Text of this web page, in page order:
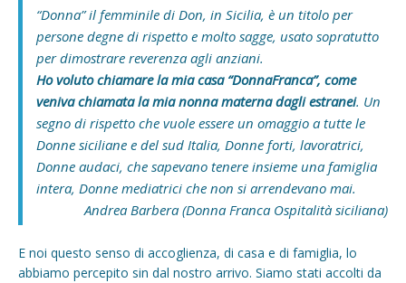
“Donna” il femminile di Don, in Sicilia, è un titolo per
persone degne di rispetto e molto sagge, usato sopratutto
per dimostrare reverenza agli anziani.
Ho voluto chiamare la mia casa “DonnaFranca”, come
veniva chiamata la mia nonna materna dagli estranei. Un
segno di rispetto che vuole essere un omaggio a tutte le
Donne siciliane e del sud Italia, Donne forti, lavoratrici,
Donne audaci, che sapevano tenere insieme una famiglia
intera, Donne mediatrici che non si arrendevano mai.
Andrea Barbera (Donna Franca Ospitalità siciliana)
E noi questo senso di accoglienza, di casa e di famiglia, lo
abbiamo percepito sin dal nostro arrivo. Siamo stati accolti da